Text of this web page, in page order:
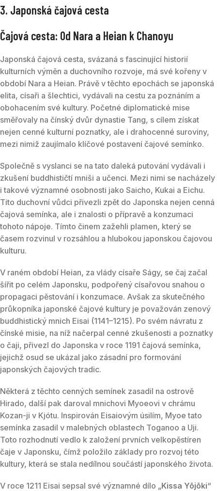
3. Japonská čajová cesta
Čajová cesta: Od Nara a Heian k Chanoyu
Japonská čajová cesta, svázaná s fascinující historií
kulturních výměn a duchovního rozvoje, má své kořeny v
období Nara a Heian. Právě v těchto epochách se japonská
elita, císaři a šlechtici, vydávali na cestu za poznáním a
obohacením své kultury. Početné diplomatické mise
směřovaly na čínský dvůr dynastie Tang, s cílem získat
nejen cenné kulturní poznatky, ale i drahocenné suroviny,
mezi nimiž zaujímalo klíčové postavení čajové semínko.
Společně s vyslanci se na tato daleká putování vydávali i
zkušení buddhističtí mniši a učenci. Mezi nimi se nacházely
i takové významné osobnosti jako Saicho, Kukai a Eichu.
Tito duchovní vůdci přivezli zpět do Japonska nejen cenná
čajová semínka, ale i znalosti o přípravě a konzumaci
tohoto nápoje. Tímto činem zažehli plamen, který se
časem rozvinul v rozsáhlou a hlubokou japonskou čajovou
kulturu.
V raném období Heian, za vlády císaře Ságy, se čaj začal
šířit po celém Japonsku, podpořený císařovou snahou o
propagaci pěstování i konzumace. Avšak za skutečného
průkopníka japonské čajové kultury je považován zenový
buddhistický mnich Eisai (1141–1215). Po svém návratu z
čínské misie, na níž načerpal cenné zkušenosti a poznatky
o čaji, přivezl do Japonska v roce 1191 čajová semínka,
jejichž osud se ukázal jako zásadní pro formování
japonských čajových tradic.
Některá z těchto cenných semínek zasadil na ostrově
Hirado, další pak daroval mnichovi Myoeovi v chrámu
Kozan-ji v Kjótu. Inspirován Eisaiovým úsilím, Myoe tato
semínka zasadil v malebných oblastech Toganoo a Uji.
Toto rozhodnutí vedlo k založení prvních velkopěstíren
čaje v Japonsku, čímž položilo základy pro rozvoj této
kultury, která se stala nedílnou součástí japonského života.
V roce 1211 Eisai sepsal své významné dílo „Kissa Yōjōki“